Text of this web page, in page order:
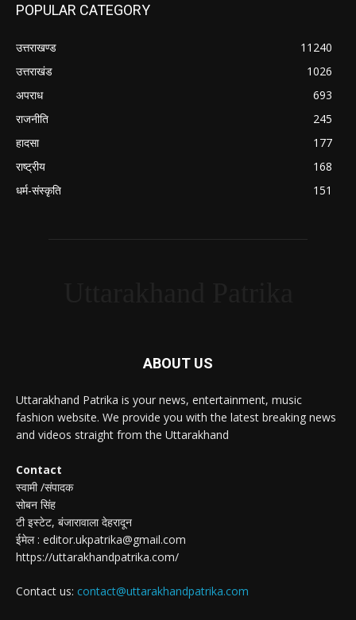
POPULAR CATEGORY
उत्तराखण्ड
11240
उत्तराखंड
1026
अपराध
693
राजनीति
245
हादसा
177
राष्ट्रीय
168
धर्म-संस्कृति
151
ABOUT US
Uttarakhand Patrika is your news, entertainment, music
fashion website. We provide you with the latest breaking news
and videos straight from the Uttarakhand
Contact
स्वामी /संपादक
सोबन सिंह
टी इस्टेट, बंजारावाला देहरादून
ईमेल : editor.ukpatrika@gmail.com
https://uttarakhandpatrika.com/
Contact us: contact@uttarakhandpatrika.com